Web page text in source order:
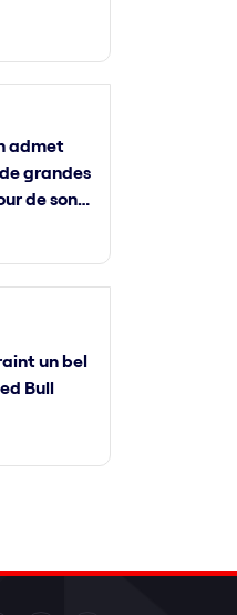
admet
grandes
de son
un bel
Bull